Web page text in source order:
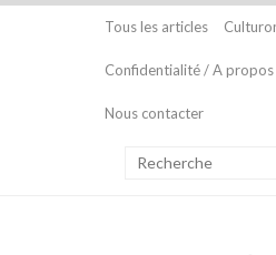
Tous les articles
Confidentialité / A propos
Nous contacter